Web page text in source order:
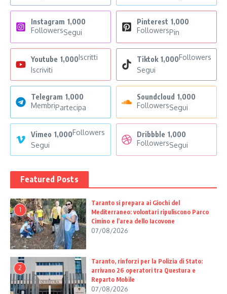
Instagram 1,000
FollowersSegui
Pinterest 1,000
FollowersPin
Youtube 1,000Iscritti
Iscriviti
Tiktok 1,000Followers
Segui
Telegram 1,000
MembriPartecipa
Soundcloud 1,000
FollowersSegui
Vimeo 1,000Followers
Segui
Dribbble 1,000
FollowersSegui
Featured Posts
1
Taranto si prepara ai Giochi del
Mediterraneo: volontari ripuliscono Parco
Cimino e l’area dello Iacovone
07/08/2026
2
Taranto, rinforzi per la Polizia di Stato:
arrivano 26 operatori tra Questura e
Reparto Mobile
07/08/2026